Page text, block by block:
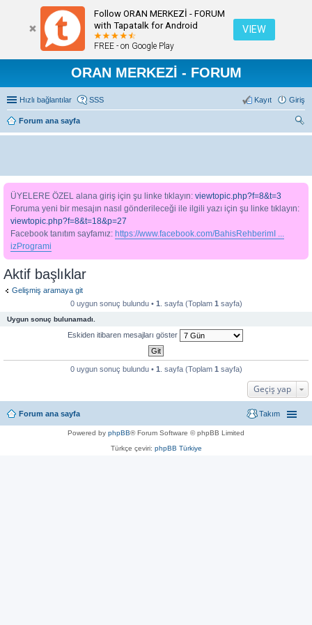
Follow ORAN MERKEZİ - FORUM
with Tapatalk for Android
FREE - on Google Play
VIEW
ORAN MERKEZİ - FORUM
Hızlı bağlantılar SSS Giriş
Kayıt
Forum ana sayfa
ra
ÜYELERE ÖZEL alana giriş için şu linke tıklayın: viewtopic.php?f=8&t=3
Foruma yeni bir mesajın nasıl gönderileceği ile ilgili yazı için şu linke tıklayın:
viewtopic.php?f=8&t=18&p=27
Facebook tanıtım sayfamız: https://www.facebook.com/BahisRehberimI ...
izProgrami
Aktif başlıklar
Gelişmiş aramaya git
0 uygun sonuç bulundu • 1 . sayfa (Toplam 1 sayfa)
Uygun sonuç bulunamadı.
Eskiden itibaren mesajları göster
0 uygun sonuç bulundu • 1 . sayfa (Toplam 1 sayfa)
Geçiş yap
Forum ana sayfa Takım
Powered by phpBB® Forum Software © phpBB Limited
Türkçe çeviri: phpBB Türkiye